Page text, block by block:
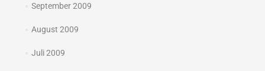
September 2009
August 2009
Juli 2009